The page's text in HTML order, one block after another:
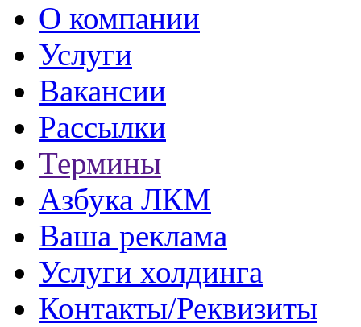
О компании
Услуги
Вакансии
Рассылки
Термины
Азбука ЛКМ
Ваша реклама
Услуги холдинга
Контакты/Реквизиты